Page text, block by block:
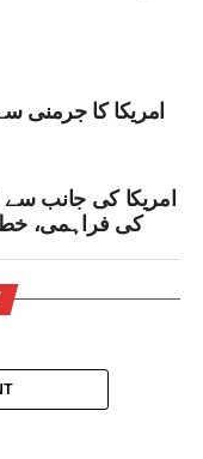
امریکا کی جانب
کی فراہمی،